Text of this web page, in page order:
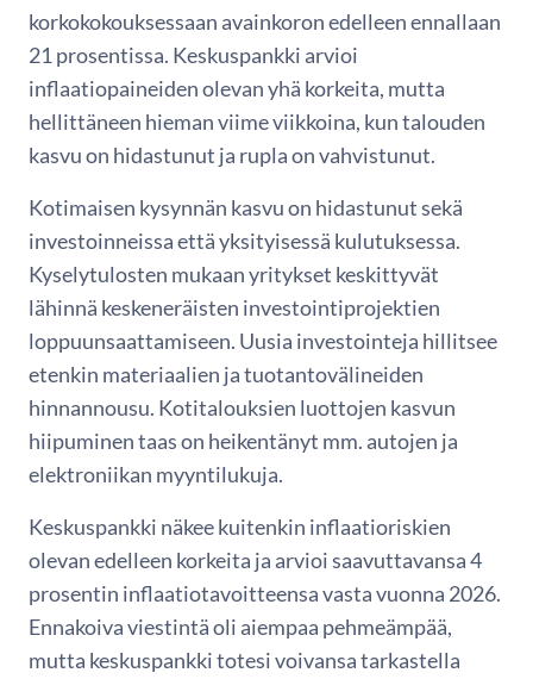
korkokokouksessaan avainkoron edelleen ennallaan
21 prosentissa. Keskuspankki arvioi
inflaatiopaineiden olevan yhä korkeita, mutta
hellittäneen hieman viime viikkoina, kun talouden
kasvu on hidastunut ja rupla on vahvistunut.
Kotimaisen kysynnän kasvu on hidastunut sekä
investoinneissa että yksityisessä kulutuksessa.
Kyselytulosten mukaan yritykset keskittyvät
lähinnä keskeneräisten investointiprojektien
loppuunsaattamiseen. Uusia investointeja hillitsee
etenkin materiaalien ja tuotantovälineiden
hinnannousu. Kotitalouksien luottojen kasvun
hiipuminen taas on heikentänyt mm. autojen ja
elektroniikan myyntilukuja.
Keskuspankki näkee kuitenkin inflaatioriskien
olevan edelleen korkeita ja arvioi saavuttavansa 4
prosentin inflaatiotavoitteensa vasta vuonna 2026.
Ennakoiva viestintä oli aiempaa pehmeämpää,
mutta keskuspankki totesi voivansa tarkastella